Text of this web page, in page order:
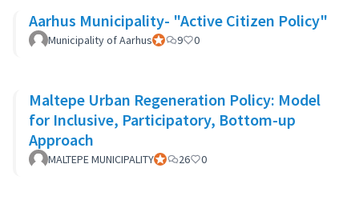
Aarhus Municipality- "Active Citizen Policy"
Municipality of AarhusParticipante oficial
9 0
Maltepe Urban Regeneration Policy: Model
for Inclusive, Participatory, Bottom-up
Approach
MALTEPE MUNICIPALITYParticipante oficial
26 0